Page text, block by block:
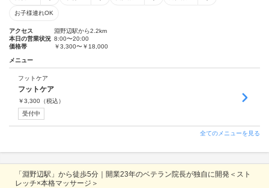
お子様連れOK
アクセス
淵野辺駅から2.2km
本日の営業状況 8:00〜20:00
価格帯
￥3,300〜￥18,000
メニュー
フットケア
フットケア
￥3,300 （税込）
受付中
全てのメニューを見る
「淵野辺駅」から徒歩5分｜開業23年のベテラン院長が独自に開発＜スト
レッチ×本格マッサージ＞